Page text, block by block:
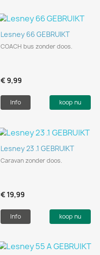
Lesney 66 GEBRUIKT
COACH bus zonder doos.
€ 9,99
Info koop nu
Lesney 23 .1 GEBRUIKT
Caravan zonder doos.
€ 19,99
Info koop nu